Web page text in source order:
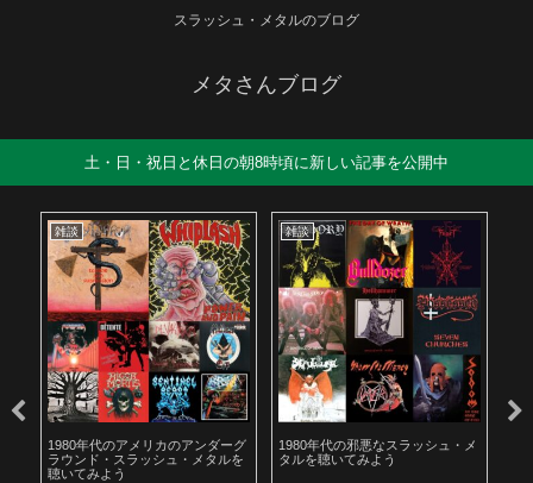
スラッシュ・メタルのブログ
メタさんブログ
土・日・祝日と休日の朝8時頃に新しい記事を公開中
雑談
1980年代のアメリカのアンダーグ
ラウンド・スラッシュ・メタルを
聴いてみよう
雑談
1980年代の邪悪なスラッシュ・メ
タルを聴いてみよう